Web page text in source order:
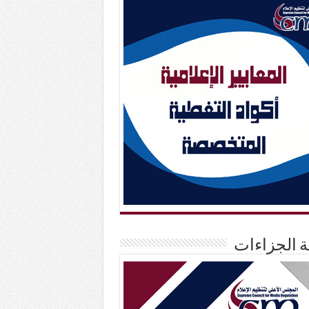
الجزاءات